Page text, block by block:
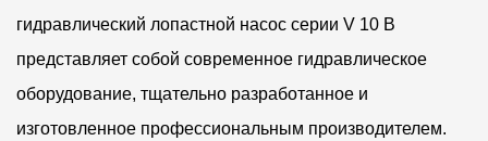
гидравлический лопастной насос серии V 10 В
представляет собой современное гидравлическое
оборудование, тщательно разработанное и
изготовленное профессиональным производителем.